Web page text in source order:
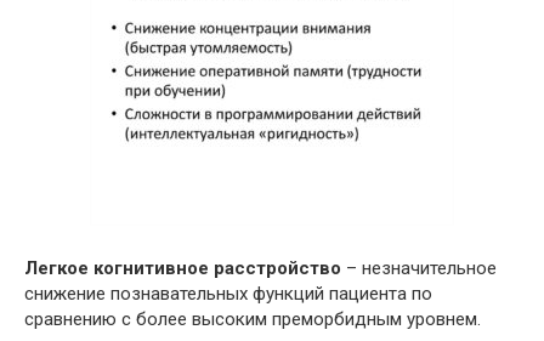
Легкое когнитивное расстройство – незначительное
снижение познавательных функций пациента по
сравнению с более высоким преморбидным уровнем.